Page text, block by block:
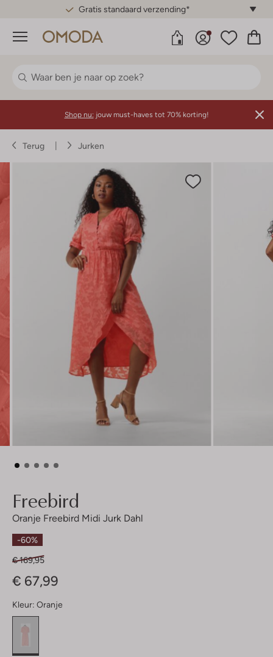
Gratis standaard verzending*
Menu
Shop nu: jouw must-haves tot 70% korting!
Terug Jurken
Freebird
Oranje Freebird Midi Jurk Dahl
-60%
€ 169,95
€ 67,99
Kleur: Oranje